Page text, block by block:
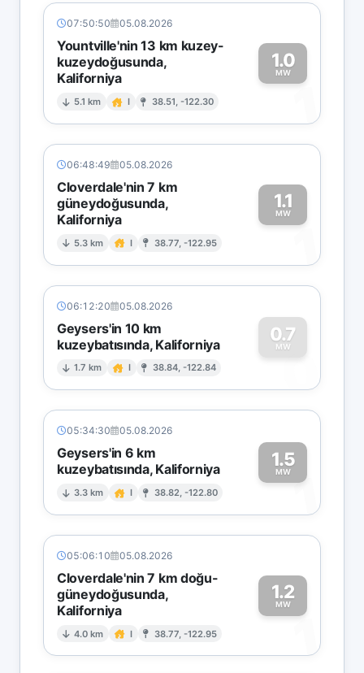
07:50:50 05.08.2026
Yountville'nin 13 km kuzey-
kuzeydoğusunda,
Kaliforniya
5.1 km I 38.51, -122.30
1.0
MW
1
06:48:49 05.08.2026
Cloverdale'nin 7 km
güneydoğusunda,
Kaliforniya
5.3 km I 38.77, -122.95
1.1
MW
1
06:12:20 05.08.2026
Geysers'in 10 km
kuzeybatısında, Kaliforniya
1.7 km I 38.84, -122.84
0.7
MW
0
05:34:30 05.08.2026
Geysers'in 6 km
kuzeybatısında, Kaliforniya
3.3 km I 38.82, -122.80
1.5
MW1
05:06:10 05.08.2026
Cloverdale'nin 7 km doğu-
güneydoğusunda,
Kaliforniya
4.0 km I 38.77, -122.95
1.2
MW
1